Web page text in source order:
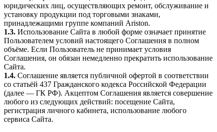
юридических лиц, осуществляющих ремонт, обслуживание и
установку продукции под торговыми знаками,
принадлежащими группе компаний Ariston.
1.3. Использование Сайта в любой форме означает принятие
Пользователем условий настоящего Соглашения в полном
объёме. Если Пользователь не принимает условия
Соглашения, он обязан немедленно прекратить использование
Сайта.
1.4. Соглашение является публичной офертой в соответствии
со статьёй 437 Гражданского кодекса Российской Федерации
(далее — ГК РФ). Акцептом Соглашения является совершение
любого из следующих действий: посещение Сайта,
регистрация личного кабинета, использование любого
сервиса Сайта.